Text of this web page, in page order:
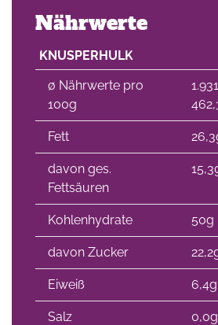
Nährwerte
KNUSPERHULK
∅ Nährwerte pro
100g
Fett
davon ges.
Fettsäuren
Kohlenhydrate 50g
davon Zucker
Eiweiß 6,4g
Salz 0,0g